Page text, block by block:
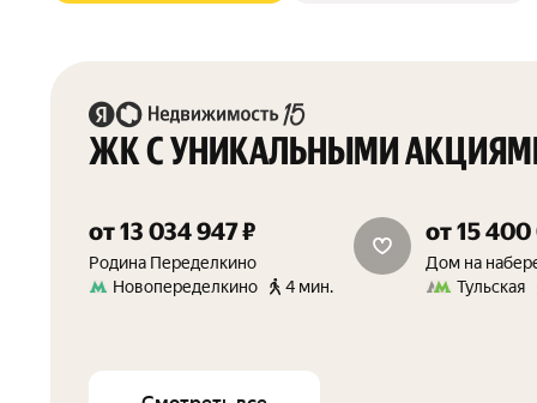
ЖК С УНИКАЛЬНЫМИ
15 м² в подарок
от 13 034 947 ₽
Родина Переделкино
Новопеределкино
4 мин.
скидка от
от 15
Дом на
Тульская